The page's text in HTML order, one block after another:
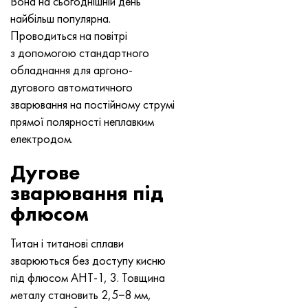
найбільш популярна.
Проводиться на повітрі
з допомогою стандартного
обладнання для аргоно-
дугового автоматичного
зварювання на постійному струмі
прямої полярності неплавким
електродом.
Дугове
зварювання під
флюсом
Титан і титанові сплави
зварюються без доступу кисню
під флюсом АНТ-1, 3. Товщина
металу становить 2,5−8 мм,
Нимоник 90
Нимоник 263
Haynes 25
Хайнс 188
Haynes 230
Хастеллой b2
Хастеллой b3
Хастеллой c4
Хастеллой c22
Труба прецизійна
Лист, круг, дріт Н70МФВ
AM-350 - ams 5548
AM-355 - ams 5547
Сustom 450® - uns S45000
Greek Ascoloy 418
Труба корозійно-стійка
45Х14Н14В2М
50Х14МФ
65Х13
90Х18МФ
95Х18
ас35г2, 36smnpb14, 1.0765
38х2н2ма, 34CrNiMo6, 40NiCrMo7
40хн2ма, 34CrNiMo4, 36hnm
38ХС, 37hs
38ХА, 37Cr4, aisi 5135
38ХН3МФА, 35nicrmov12-5
40Г, 40Mn4, aisi 1035
38ХМ, 42CrMo4, aisi 1.7225
40ХН, 36NiCr6, aisi 3135